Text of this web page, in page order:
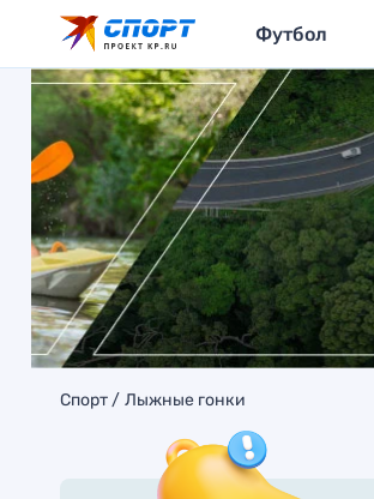
Футбол
Спорт Лыжные гонки